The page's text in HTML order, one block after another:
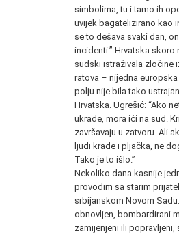
simbolima, tu i tamo ih
uvijek bagatelizirano kao
se to dešava svaki dan,
incidenti.” Hrvatska skoro
sudski istraživala zločine
ratova – nijedna
polju nije bila tako
Hrvatska. Ugrešić: “Ako
ukrade, mora ići na sud.
završavaju u zatvoru. Ali
ljudi krade i pljačka, ne
Tako je to išlo.”
Nekoliko dana kasnije
provodim sa starim
srbijanskom Novom
obnovljen, bombardirani
zamijenjeni ili popravljeni,